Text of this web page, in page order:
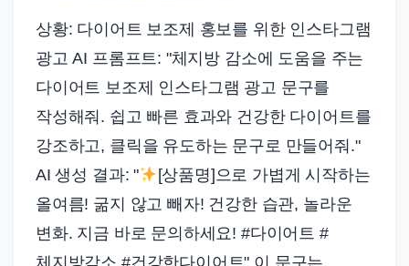
상황: 다이어트 보조제 홍보를 위한 인스타그램
광고 AI 프롬프트: "체지방 감소에 도움을 주는
다이어트 보조제 인스타그램 광고 문구를
작성해줘. 쉽고 빠른 효과와 건강한 다이어트를
강조하고, 클릭을 유도하는 문구로 만들어줘."
AI 생성 결과: "
[상품명]으로 가볍게 시작하는
올여름! 굶지 않고 빼자! 건강한 습관, 놀라운
변화. 지금 바로 문의하세요! #다이어트 #
체지방감소 #건강한다이어트" 이 문구는